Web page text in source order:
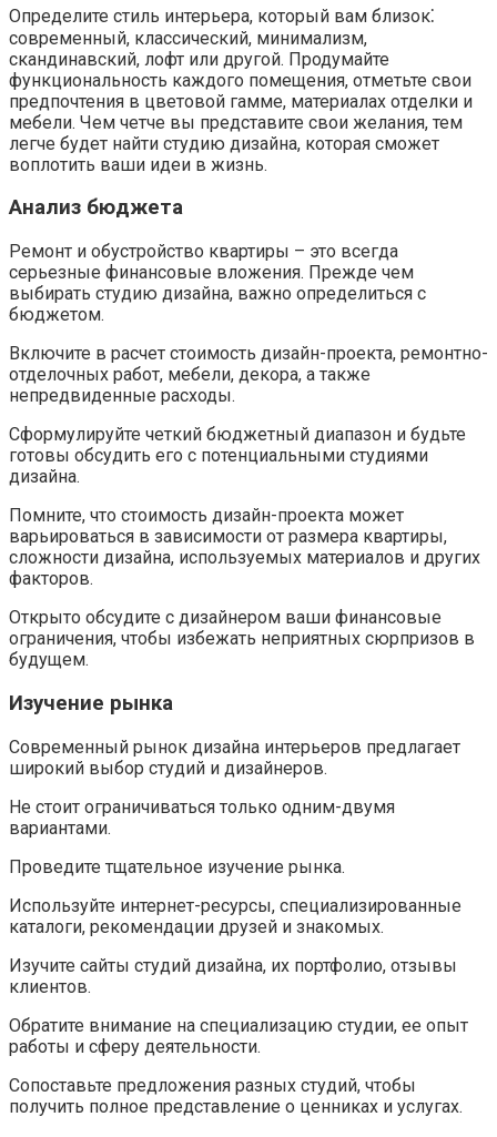
Определите стиль интерьера, который вам близок⁚
современный, классический, минимализм,
скандинавский, лофт или другой. Продумайте
функциональность каждого помещения, отметьте свои
предпочтения в цветовой гамме, материалах отделки и
мебели. Чем четче вы представите свои желания, тем
легче будет найти студию дизайна, которая сможет
воплотить ваши идеи в жизнь.
Анализ бюджета
Ремонт и обустройство квартиры – это всегда
серьезные финансовые вложения. Прежде чем
выбирать студию дизайна, важно определиться с
бюджетом.
Включите в расчет стоимость дизайн-проекта, ремонтно-
отделочных работ, мебели, декора, а также
непредвиденные расходы.
Сформулируйте четкий бюджетный диапазон и будьте
готовы обсудить его с потенциальными студиями
дизайна.
Помните, что стоимость дизайн-проекта может
варьироваться в зависимости от размера квартиры,
сложности дизайна, используемых материалов и других
факторов.
Открыто обсудите с дизайнером ваши финансовые
ограничения, чтобы избежать неприятных сюрпризов в
будущем.
Изучение рынка
Современный рынок дизайна интерьеров предлагает
широкий выбор студий и дизайнеров.
Не стоит ограничиваться только одним-двумя
вариантами.
Проведите тщательное изучение рынка.
Используйте интернет-ресурсы, специализированные
каталоги, рекомендации друзей и знакомых.
Изучите сайты студий дизайна, их портфолио, отзывы
клиентов.
Обратите внимание на специализацию студии, ее опыт
работы и сферу деятельности.
Сопоставьте предложения разных студий, чтобы
получить полное представление о ценниках и услугах.